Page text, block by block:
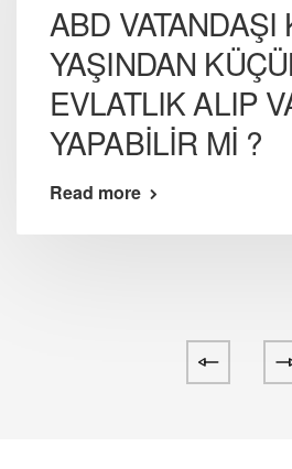
ABD VATANDAŞI
YAŞINDAN
EVLATLIK ALIP
YAPABİLİR Mİ ?
Read more